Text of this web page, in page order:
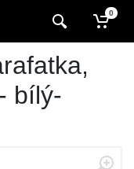
0
bílý-